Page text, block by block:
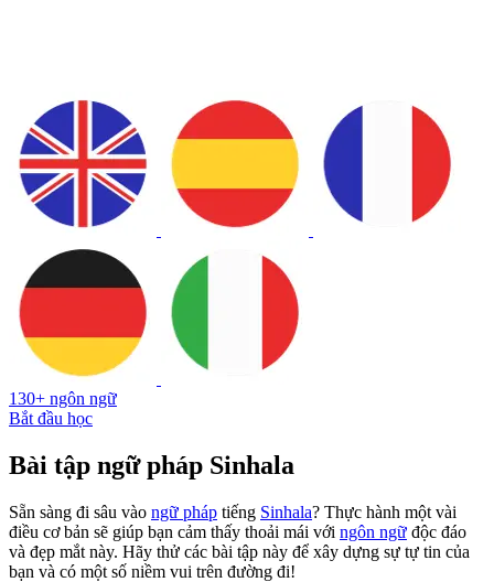
130+ ngôn ngữ
Bắt đầu học
Bài tập ngữ pháp Sinhala
Sẵn sàng đi sâu vào ngữ pháp tiếng Sinhala? Thực hành một vài
điều cơ bản sẽ giúp bạn cảm thấy thoải mái với ngôn ngữ độc đáo
và đẹp mắt này. Hãy thử các bài tập này để xây dựng sự tự tin của
bạn và có một số niềm vui trên đường đi!